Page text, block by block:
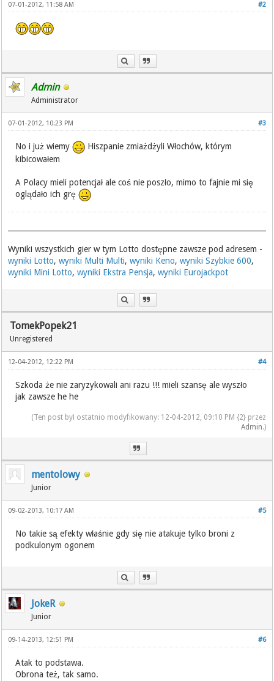
#2
07-01-2012, 11:58 AM
Admin
Administrator
#3
07-01-2012, 10:23 PM
No i już wiemy
Hiszpanie zmiażdżyli Włochów, którym
kibicowałem
A Polacy mieli potencjał ale coś nie poszło, mimo to fajnie mi się
oglądało ich grę
Wyniki wszystkich gier w tym Lotto dostępne zawsze pod adresem -
wyniki Lotto,wyniki Multi Multi,wyniki Keno,wyniki Szybkie 600,
wyniki Mini Lotto,wyniki Ekstra Pensja,wyniki Eurojackpot
TomekPopek21
Unregistered
#4
12-04-2012, 12:22 PM
Szkoda że nie zaryzykowali ani razu !!! mieli szansę ale wyszło
jak zawsze he he
(Ten post był ostatnio modyfikowany: 12-04-2012, 09:10 PM {2} przez
Admin.)
mentolowy
Junior
#5
09-02-2013, 10:17 AM
No takie są efekty właśnie gdy się nie atakuje tylko broni z
podkulonym ogonem
JokeR
Junior
#6
09-14-2013, 12:51 PM
Atak to podstawa.
Obrona też, tak samo.